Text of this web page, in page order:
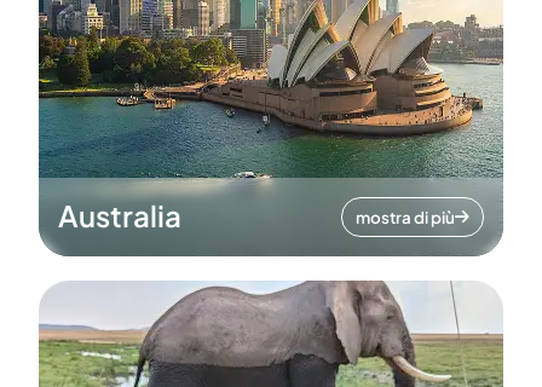
Australia mostra di più